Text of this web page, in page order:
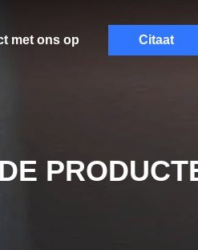
met ons op Citaat